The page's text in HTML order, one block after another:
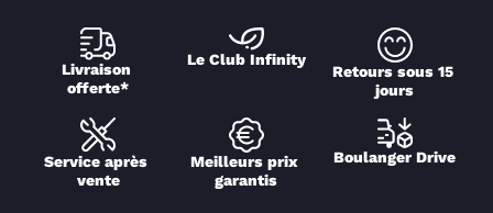
Livraison
offerte*
Le Club Infinity
Retours sous 15
jours
Service après
vente
Meilleurs prix
garantis
Boulanger Drive